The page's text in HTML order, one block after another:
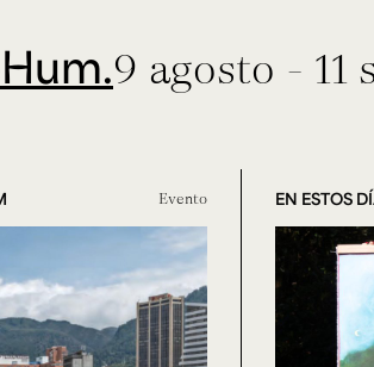
9 agosto - 11
Evento EN ESTOS